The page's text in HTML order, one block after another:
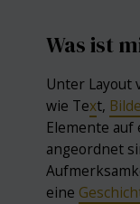
Was ist
Unter Layout
wie Text,
Elemente auf
angeordnet
eine